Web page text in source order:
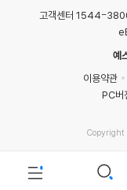
고객센터 1544-
예
이용약관
PC버
Copyright